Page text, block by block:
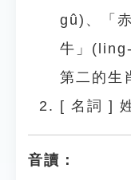
gû)、「
牛」
第二的生
[ 名詞 ]
音讀：